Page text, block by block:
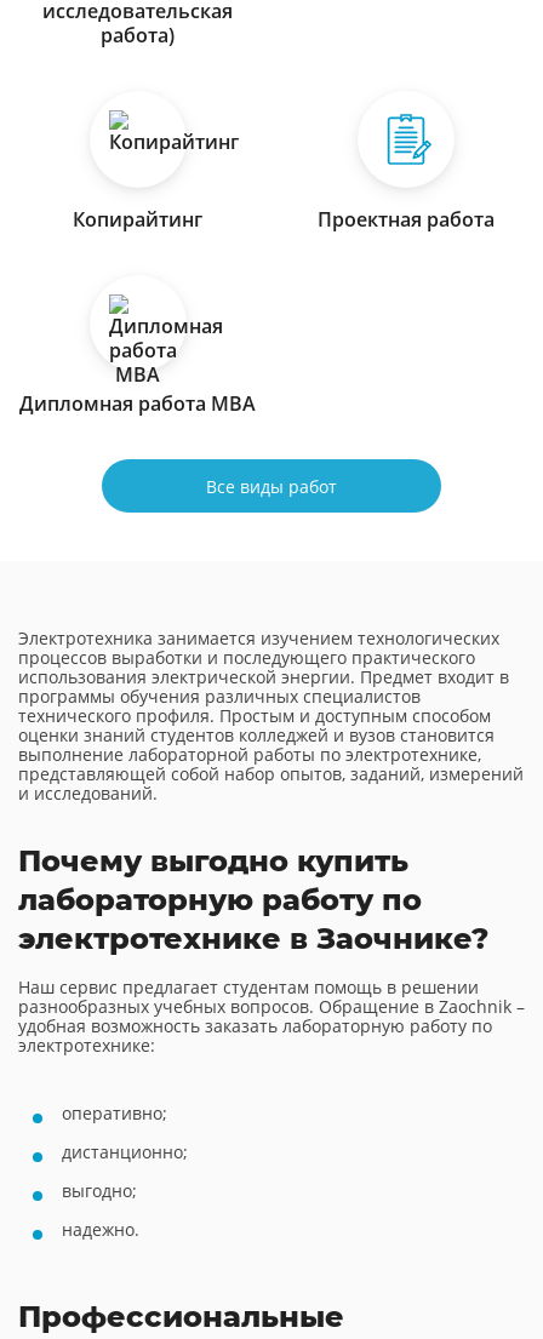
исследовательская
работа)
Копирайтинг Проектная работа
Дипломная работа МВА
Все виды работ
Электротехника занимается изучением технологических
процессов выработки и последующего практического
использования электрической энергии. Предмет входит в
программы обучения различных специалистов
технического профиля. Простым и доступным способом
оценки знаний студентов колледжей и вузов становится
выполнение лабораторной работы по электротехнике,
представляющей собой набор опытов, заданий, измерений
и исследований.
Почему выгодно купить
лабораторную работу по
электротехнике в Заочнике?
Наш сервис предлагает студентам помощь в решении
разнообразных учебных вопросов. Обращение в Zaochnik –
удобная возможность заказать лабораторную работу по
электротехнике:
оперативно;
дистанционно;
выгодно;
надежно.
Профессиональные